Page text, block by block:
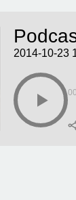
2014-10-23